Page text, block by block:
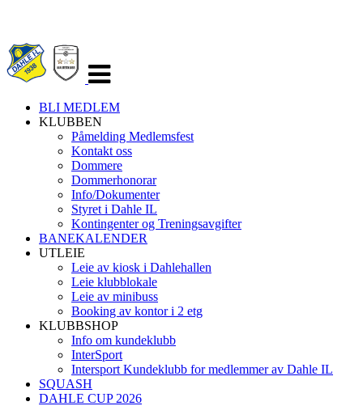
navigasjon
BLI MEDLEM
KLUBBEN
Påmelding Medlemsfest
Kontakt oss
Dommere
Dommerhonorar
Info/Dokumenter
Styret i Dahle IL
Kontingenter og Treningsavgifter
BANEKALENDER
UTLEIE
Leie av kiosk i Dahlehallen
Leie klubblokale
Leie av minibuss
Booking av kontor i 2 etg
KLUBBSHOP
Info om kundeklubb
InterSport
Intersport Kundeklubb for medlemmer av Dahle IL
SQUASH
DAHLE CUP 2026